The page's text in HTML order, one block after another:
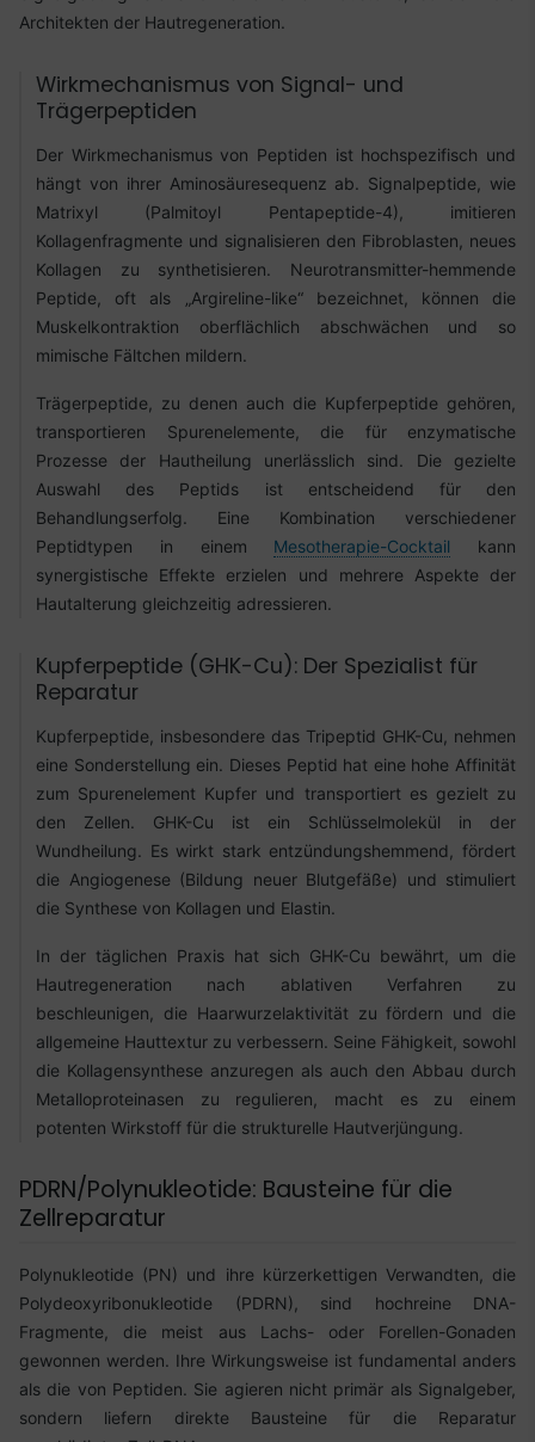
Architekten der Hautregeneration.
Wirkmechanismus von Signal- und
Trägerpeptiden
Der Wirkmechanismus von Peptiden ist hochspezifisch und
hängt von ihrer Aminosäuresequenz ab. Signalpeptide, wie
Matrixyl (Palmitoyl Pentapeptide-4), imitieren
Kollagenfragmente und signalisieren den Fibroblasten, neues
Kollagen zu synthetisieren. Neurotransmitter-hemmende
Peptide, oft als „Argireline-like“ bezeichnet, können die
Muskelkontraktion oberflächlich abschwächen und so
mimische Fältchen mildern.
Trägerpeptide, zu denen auch die Kupferpeptide gehören,
transportieren Spurenelemente, die für enzymatische
Prozesse der Hautheilung unerlässlich sind. Die gezielte
Auswahl des Peptids ist entscheidend für den
Behandlungserfolg. Eine Kombination verschiedener
Peptidtypen in einem Mesotherapie-Cocktail kann
synergistische Effekte erzielen und mehrere Aspekte der
Hautalterung gleichzeitig adressieren.
Kupferpeptide (GHK-Cu): Der Spezialist für
Reparatur
Kupferpeptide, insbesondere das Tripeptid GHK-Cu, nehmen
eine Sonderstellung ein. Dieses Peptid hat eine hohe Affinität
zum Spurenelement Kupfer und transportiert es gezielt zu
den Zellen. GHK-Cu ist ein Schlüsselmolekül in der
Wundheilung. Es wirkt stark entzündungshemmend, fördert
die Angiogenese (Bildung neuer Blutgefäße) und stimuliert
die Synthese von Kollagen und Elastin.
In der täglichen Praxis hat sich GHK-Cu bewährt, um die
Hautregeneration nach ablativen Verfahren zu
beschleunigen, die Haarwurzelaktivität zu fördern und die
allgemeine Hauttextur zu verbessern. Seine Fähigkeit, sowohl
die Kollagensynthese anzuregen als auch den Abbau durch
Metalloproteinasen zu regulieren, macht es zu einem
potenten Wirkstoff für die strukturelle Hautverjüngung.
PDRN/Polynukleotide: Bausteine für die
Zellreparatur
Polynukleotide (PN) und ihre kürzerkettigen Verwandten, die
Polydeoxyribonukleotide (PDRN), sind hochreine DNA-
Fragmente, die meist aus Lachs- oder Forellen-Gonaden
gewonnen werden. Ihre Wirkungsweise ist fundamental anders
als die von Peptiden. Sie agieren nicht primär als Signalgeber,
sondern liefern direkte Bausteine für die Reparatur